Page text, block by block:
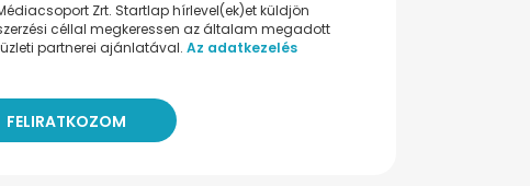
Zrt. Startlap hírlevel(ek)et küldjön
céllal megkeressen az általam megadott
partnerei ajánlatával. Az adatkezelés